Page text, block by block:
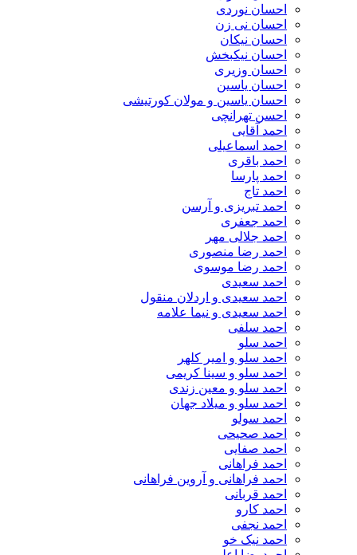
احسان نوردی
احسان نی زن
احسان نیکان
احسان نیکبخش
احسان وزیری
احسان یاسین
احسان یاسین و مولان کورتیشی
احسن تهرانچی
احمد آقایی
احمد اسماعیلی
احمد باقری
احمد پارسا
احمد تاج
احمد تبریزی و آرسن
احمد جعفری
احمد جلالی مهر
احمد رضا منصوری
احمد رضا موسوی
احمد سعیدی
احمد سعیدی و اردلان منقول
احمد سعیدی و نیما علامه
احمد سلفی
احمد سلو
احمد سلو و امیر کلهر
احمد سلو و سینا کریمی
احمد سلو و معین زندی
احمد سلو و میلاد جهان
احمد سولو
احمد صحیحی
احمد صفایی
احمد فراهانی
احمد فراهانی و آروین فراهانی
احمد قربانی
احمد کارو
احمد نجفی
احمد نیک خو